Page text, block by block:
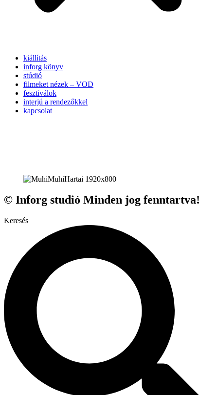
kiállítás
inforg könyv
stúdió
filmeket nézek – VOD
fesztiválok
interjú a rendezőkkel
kapcsolat
© Inforg studió Minden jog fenntartva!
Keresés